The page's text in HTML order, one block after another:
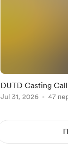
DUTD Casting
Jul 31, 2026 47